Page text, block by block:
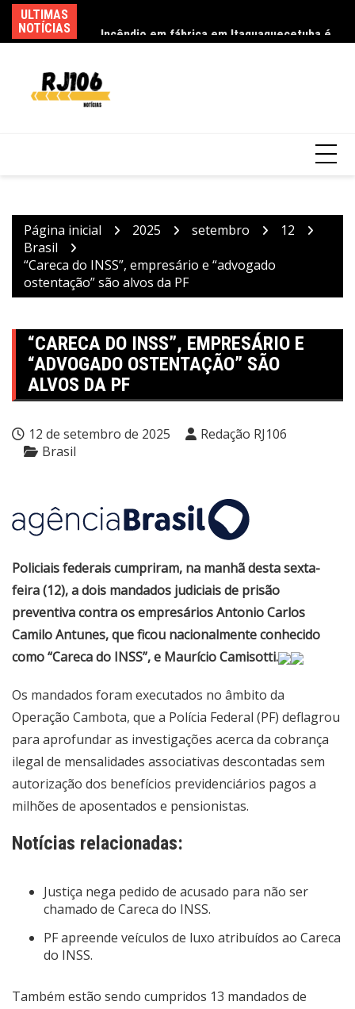
para
o
ULTIMAS
NOTÍCIAS
por queda
extinto após 33 horas
Página inicial 2025 setembro
12
Brasil
“Careca do INSS”, empresário e “advogado
ostentação” são alvos da PF
“CARECA DO INSS”, EMPRESÁRIO E
“ADVOGADO OSTENTAÇÃO” SÃO
ALVOS DA PF
12 de setembro de 2025
Redação RJ106
Brasil
Policiais federais cumpriram, na manhã desta sexta-
feira (12), a dois mandados judiciais de prisão
preventiva contra os empresários Antonio Carlos
Camilo Antunes, que ficou nacionalmente conhecido
como “Careca do INSS”, e Maurício Camisotti.
Os mandados foram executados no âmbito da
Operação Cambota, que a Polícia Federal (PF) deflagrou
para aprofundar as investigações acerca da cobrança
ilegal de mensalidades associativas descontadas sem
autorização dos benefícios previdenciários pagos a
milhões de aposentados e pensionistas.
Notícias relacionadas:
Justiça nega pedido de acusado para não ser
chamado de Careca do INSS.
PF apreende veículos de luxo atribuídos ao Careca
do INSS.
Também estão sendo cumpridos 13 mandados de